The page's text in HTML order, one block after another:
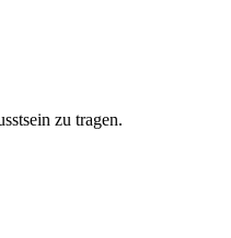
zu tragen.